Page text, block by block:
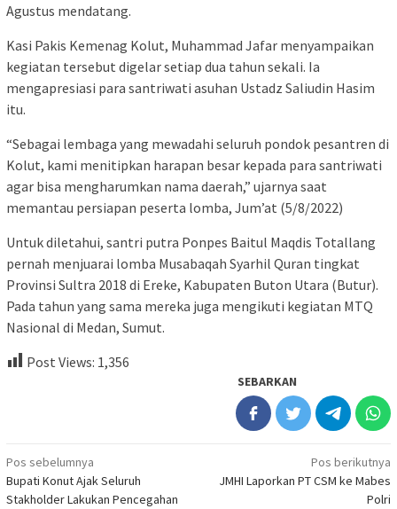
Agustus mendatang.
Kasi Pakis Kemenag Kolut, Muhammad Jafar menyampaikan
kegiatan tersebut digelar setiap dua tahun sekali. Ia
mengapresiasi para santriwati asuhan Ustadz Saliudin Hasim
itu.
“Sebagai lembaga yang mewadahi seluruh pondok pesantren di
Kolut, kami menitipkan harapan besar kepada para santriwati
agar bisa mengharumkan nama daerah,” ujarnya saat
memantau persiapan peserta lomba, Jum’at (5/8/2022)
Untuk diletahui, santri putra Ponpes Baitul Maqdis Totallang
pernah menjuarai lomba Musabaqah Syarhil Quran tingkat
Provinsi Sultra 2018 di Ereke, Kabupaten Buton Utara (Butur).
Pada tahun yang sama mereka juga mengikuti kegiatan MTQ
Nasional di Medan, Sumut.
Post Views: 1,356
SEBARKAN
Navigasi
pos
Pos sebelumnya
Bupati Konut Ajak Seluruh
Stakholder Lakukan Pencegahan
Pos berikutnya
JMHI Laporkan PT CSM ke Mabes
Polri